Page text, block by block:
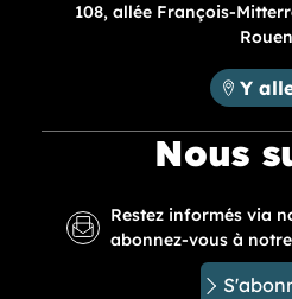
108, allée François-
Rouen
Y
Nous
Restez informés via
abonnez-vous à